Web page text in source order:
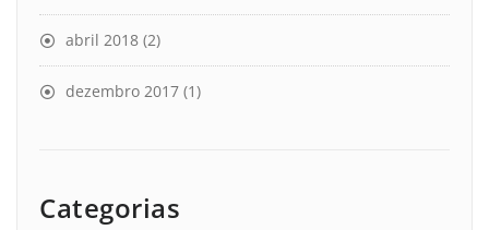
abril 2018 (2)
dezembro 2017 (1)
Categorias